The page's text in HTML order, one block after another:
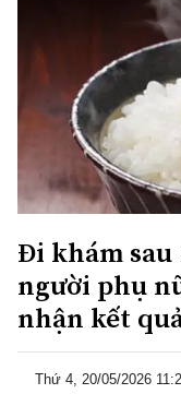
Đi khám sau
người phụ
nhận kết
Thứ 4, 20/05/2026